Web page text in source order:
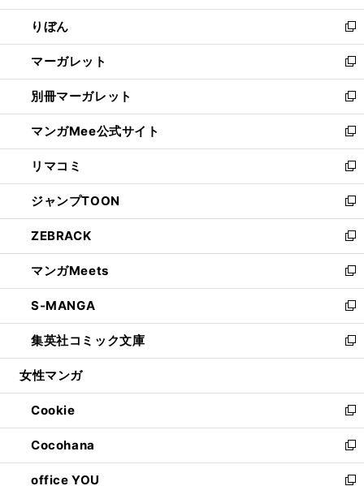
開
く
ウ
で
開
く
ン
ド
ウ
で
開
く
ウ
ィ
ン
ド
ウ
で
開
く
りぼん
新
し
い
ウ
ィ
ン
ド
ウ
で
開
く
マーガレット
新
し
い
ウ
ィ
ン
ド
ウ
で
開
く
別冊マーガレット
新
し
い
ウ
ィ
ン
ド
ウ
で
開
く
マンガMee公式サイト
新
し
い
ウ
ィ
ン
ド
ウ
で
開
く
リマコミ
新
し
い
ウ
ィ
ン
ド
ウ
で
開
く
ジャンプTOON
新
し
い
ウ
ィ
ン
ド
ウ
で
開
ZEBRACK
新
し
い
ウ
ィ
ン
ド
ウ
開
く
マンガMeets
新
し
い
ウ
ィ
ン
ウ
で
開
く
S-MANGA
新
し
い
ウ
ン
ド
ウ
で
開
く
集英社コミック文庫
新
し
ウ
ィ
ン
ド
ウ
で
女性マンガ
Cookie
新
し
い
ウ
ィ
Cocohana
新
し
い
office YOU